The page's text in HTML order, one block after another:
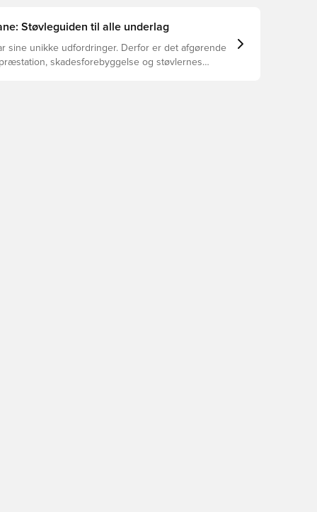
Støvleguiden til alle underlag
sine unikke udfordringer. Derfor er det afgørende
skadesforebyggelse og støvlernes